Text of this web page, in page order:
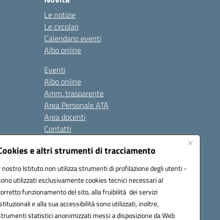
e altri strumenti di tracciamento
nostro Istituto non utilizza strumenti di profilazione degli utenti -
utilizzati esclusivamente cookies tecnici necessari al
funzionamento del sito, alla fruibilità dei servizi
e alla sua accessibilità sono utilizzati, inoltre,
statistici anonimizzati messi a disposizione da Web
Le notizie
Le circolari
Calendario eventi
Albo online
Eventi
Albo online
Amm. trasparente
Area Personale ATA
Area docenti
Contatti